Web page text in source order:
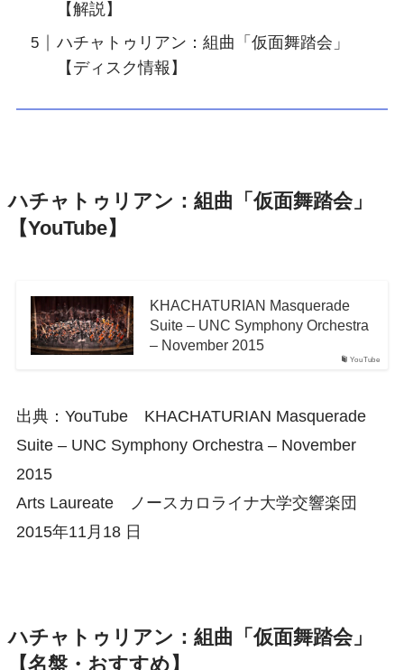
【解説】
ハチャトゥリアン：組曲「仮面舞踏会」
【ディスク情報】
ハチャトゥリアン：組曲「仮面舞踏会」
【YouTube】
YouTube
KHACHATURIAN Masquerade
Suite – UNC Symphony Orchestra
– November 2015
出典：YouTube KHACHATURIAN Masquerade
Suite – UNC Symphony Orchestra – November
2015
Arts Laureate ノースカロライナ大学交響楽団
2015年11月18 日
ハチャトゥリアン：組曲「仮面舞踏会」
【名盤・おすすめ】